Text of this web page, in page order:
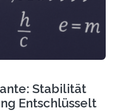
Stabilität
Entschlüsselt